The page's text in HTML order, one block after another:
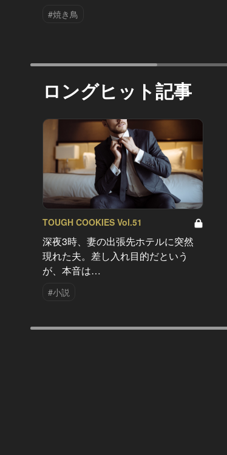
#焼き鳥
ロングヒット記事
TOUGH COOKIES Vol.51
深夜3時、妻の出張先ホテルに突然
現れた夫。差し入れ目的だという
が、本音は…
#小説